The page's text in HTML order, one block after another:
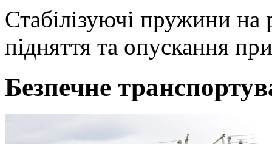
Стабілізуючі пружини на
підняття та опускання
Безпечне